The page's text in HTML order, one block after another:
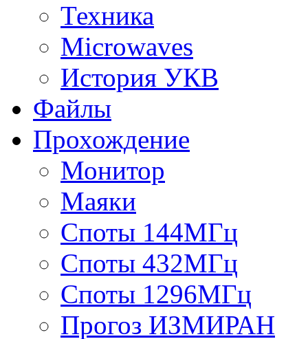
Техника
Microwaves
История УКВ
Файлы
Прохождение
Монитор
Маяки
Споты 144МГц
Споты 432МГц
Споты 1296МГц
Прогоз ИЗМИРАН